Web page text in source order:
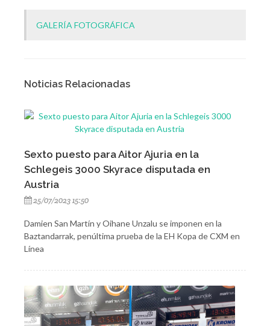
GALERÍA FOTOGRÁFICA
Noticias Relacionadas
Sexto puesto para Aitor Ajuria en la
Schlegeis 3000 Skyrace disputada en
Austria
25/07/2023 15:50
Damien San Martín y Oihane Unzalu se imponen en la
Baztandarrak, penúltima prueba de la EH Kopa de CXM en
Línea